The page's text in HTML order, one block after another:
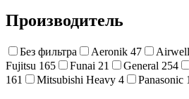
Производитель
Без фильтра Aeronik 47 Airwell
Fujitsu 165 Funai 21 General 254
161
Mitsubishi Heavy 4 Panasonic